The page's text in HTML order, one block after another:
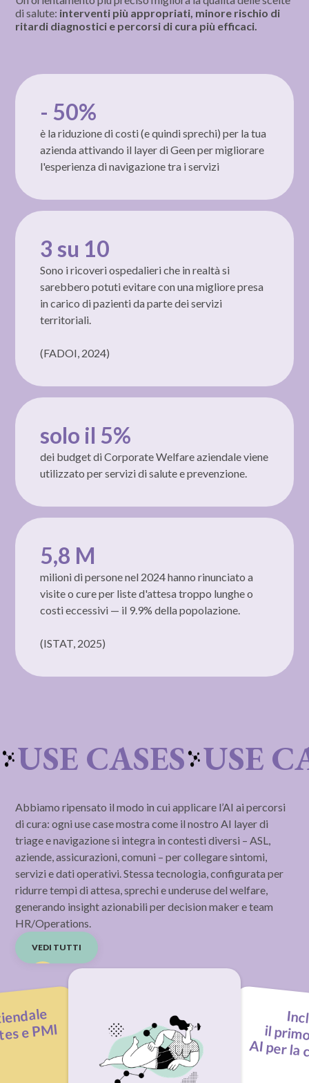
di salute: interventi più appropriati, minore rischio di
ritardi diagnostici e percorsi di cura più efficaci.
- 50%
è la riduzione di costi (e quindi sprechi) per la tua
azienda attivando il layer di Geen per migliorare
l'esperienza di navigazione tra i servizi
3 su 10
Sono i ricoveri ospedalieri che in realtà si
sarebbero potuti evitare con una migliore presa
in carico di pazienti da parte dei servizi
territoriali.
(FADOI, 2024)
solo il 5%
dei budget di Corporate Welfare aziendale viene
utilizzato per servizi di salute e prevenzione.
5,8 M
milioni di persone nel 2024 hanno rinunciato a
visite o cure per liste d'attesa troppo lunghe o
costi eccessivi — il 9.9% della popolazione.
(ISTAT, 2025)
USE CASES USE
Abbiamo ripensato il modo in cui applicare l’AI ai percorsi
di cura: ogni use case mostra come il nostro AI layer di
triage e navigazione si integra in contesti diversi – ASL,
aziende, assicurazioni, comuni – per collegare sintomi,
servizi e dati operativi. Stessa tecnologia, configurata per
ridurre tempi di attesa, sprechi e underuse del welfare,
generando insight azionabili per decision maker e team
HR/Operations.
VEDI TUTTI
e PMI il
AI per